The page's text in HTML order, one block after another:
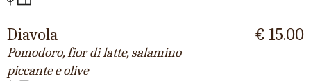
Diavola
Pomodoro, fior di latte, salamino
piccante e olive
€ 15.00